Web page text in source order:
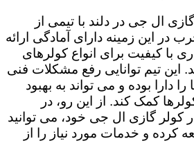
ال جی در دلند با تیمی از
در این زمینه دارای آمادگی ارائه
با کیفیت برای انواع کولرهای
تیم توانایی رفع مشکلات فنی
دارا بوده و می تواند به بهبود
کمک کند. از این رو، در
گازی ال جی خود، می توانید
کرده و خدمات مورد نیاز را از